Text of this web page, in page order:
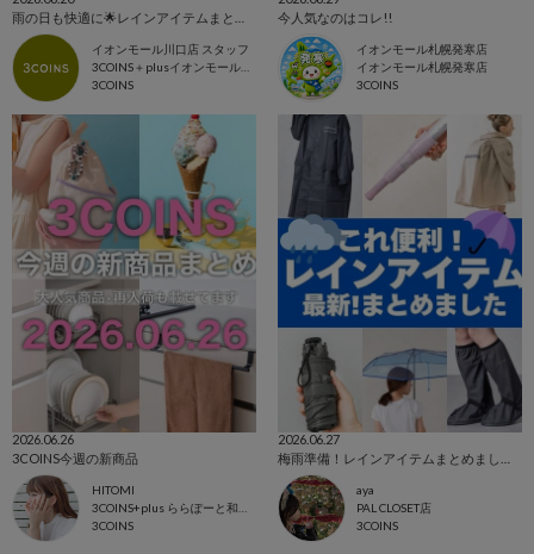
イオンモール川口店 スタッフ
3COINS＋plusイオンモール川口店
3COINS
今人気なのはコレ!!
イオンモール札幌発寒店
イオンモール札幌発寒店
3COINS
2026.06.26
3COINS今週の新商品
HITOMI
3COINS
2026.06.27
aya
PAL CLOSET店
3COINS